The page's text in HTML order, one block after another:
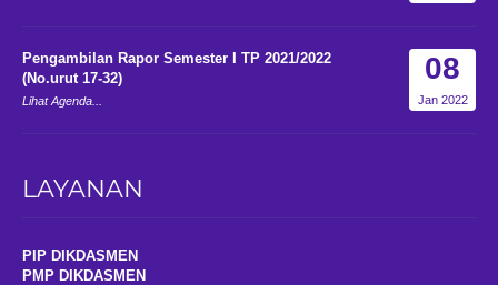
08
Jan 2022
Pengambilan Rapor Semester I TP 2021/2022
(No.urut 17-32)
Lihat Agenda...
LAYANAN
PIP DIKDASMEN
PMP DIKDASMEN